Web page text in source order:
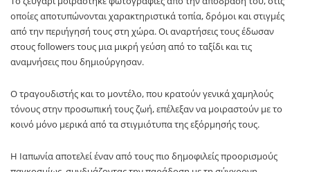
οποίες αποτυπώνονται χαρακτηριστικά τοπία, δρόμοι και στιγμές
από την περιήγησή τους στη χώρα. Οι αναρτήσεις τους έδωσαν
στους followers τους μια μικρή γεύση από το ταξίδι και τις
αναμνήσεις που δημιούργησαν.
Ο τραγουδιστής και το μοντέλο, που κρατούν γενικά χαμηλούς
τόνους στην προσωπική τους ζωή, επέλεξαν να μοιραστούν με το
κοινό μόνο μερικά από τα στιγμιότυπα της εξόρμησής τους.
Η Ιαπωνία αποτελεί έναν από τους πιο δημοφιλείς προορισμούς